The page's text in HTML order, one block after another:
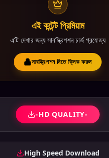
এই কন্টেন্ট প্রিমিয়াম
এটি দেখার জন্য সাবস্ক্রিপশন চার্জ প্রযোজ্য
সাবস্ক্রিপশন নিতে ক্লিক করুন
-HD QUALITY-
High Speed Download